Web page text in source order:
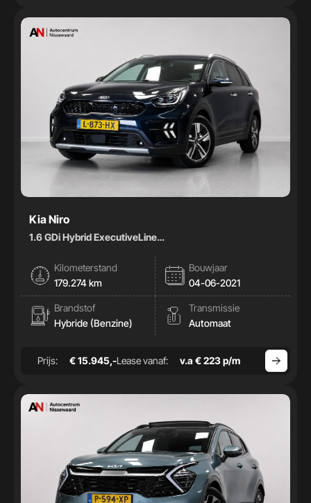
Kia Niro
1.6 GDi Hybrid ExecutiveLine
Kilometerstand
179.274 km
Bouwjaar
04-06-2021
Brandstof
Hybride (Benzine)
Transmissie
Automaat
Prijs: € 15.945,-Lease vanaf: v.a € 223 p/m